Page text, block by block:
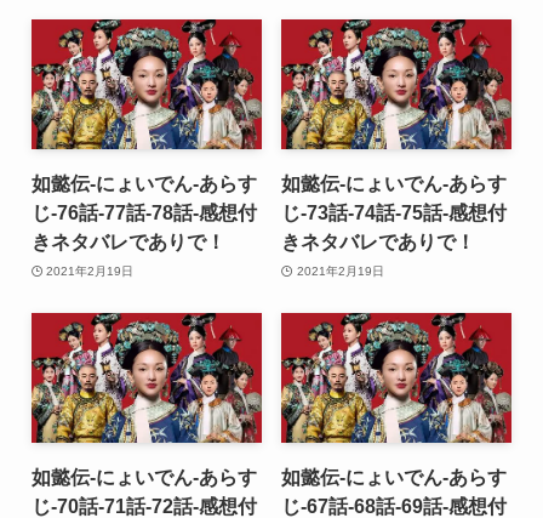
如懿伝-にょいでん-あらす
じ-76話-77話-78話-感想付
きネタバレでありで！
2021年2月19日
如懿伝-にょいでん-あらす
じ-73話-74話-75話-感想付
きネタバレでありで！
2021年2月19日
如懿伝-にょいでん-あらす
じ-70話-71話-72話-感想付
如懿伝-にょいでん-あらす
じ-67話-68話-69話-感想付